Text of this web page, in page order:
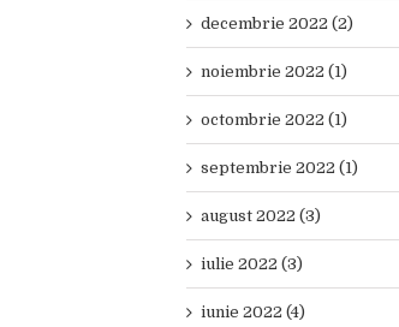
decembrie 2022 (2)
noiembrie 2022 (1)
octombrie 2022 (1)
septembrie 2022 (1)
august 2022 (3)
iulie 2022 (3)
iunie 2022 (4)